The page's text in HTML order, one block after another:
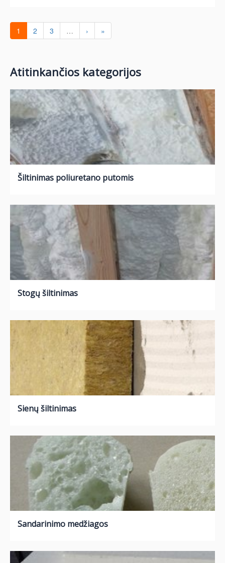
1 2 3 … › »
Atitinkančios kategorijos
Šiltinimas poliuretano putomis
Stogų šiltinimas
Sienų šiltinimas
Sandarinimo medžiagos